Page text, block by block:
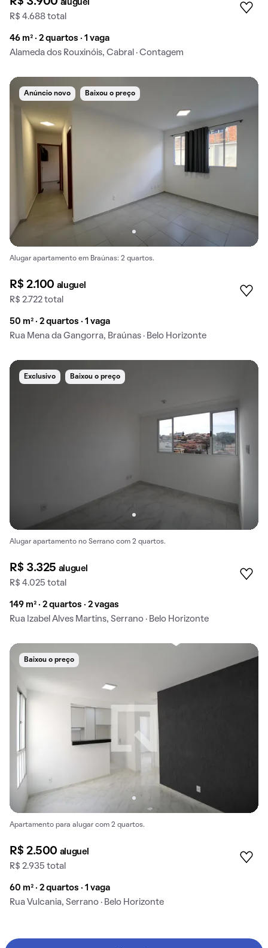
aluguel
R$ 4.688 total
46 m² · 2 quartos · 1 vaga
Alameda dos Rouxinóis, Cabral · Contagem
Anúncio novo Baixou o preço
Alugar apartamento em Braúnas: 2 quartos.
R$ 2.100 aluguel
R$ 2.722 total
50 m² · 2 quartos · 1 vaga
Rua Mena da Gangorra, Braúnas · Belo Horizonte
Exclusivo Baixou o preço
Alugar apartamento no Serrano com 2 quartos.
R$ 3.325 aluguel
R$ 4.025 total
149 m² · 2 quartos · 2 vagas
Rua Izabel Alves Martins, Serrano · Belo Horizonte
Baixou o preço
Apartamento para alugar com 2 quartos.
R$ 2.500 aluguel
R$ 2.935 total
60 m² · 2 quartos · 1 vaga
Rua Vulcania, Serrano · Belo Horizonte